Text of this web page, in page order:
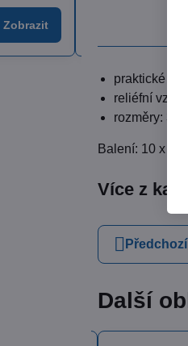
praktické
reliéfní vzor
rozměry: 33
Balení: 10 x 50
Více z
Další
Zobrazit